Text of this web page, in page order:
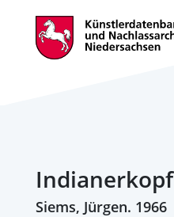
Indianerkopf
Siems, Jürgen. 1966